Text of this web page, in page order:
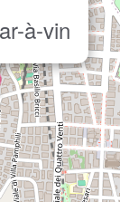
à-vin